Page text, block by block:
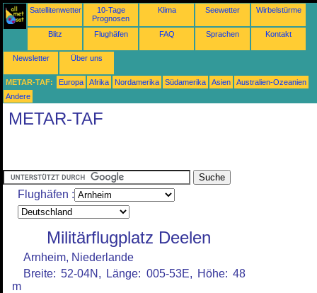
Satellitenwetter
10-Tage
Prognosen
Klima Seewetter Wirbelstürme
Blitz Flughäfen FAQ Sprachen Kontakt
Newsletter Über uns
METAR-TAF: Europa Afrika Nordamerika Südamerika Asien
Australien-Ozeanien
Andere
METAR-TAF
Flughäfen :
Militärflugplatz Deelen
Arnheim, Niederlande
Breite: 52-04N, Länge: 005-53E, Höhe: 48
m